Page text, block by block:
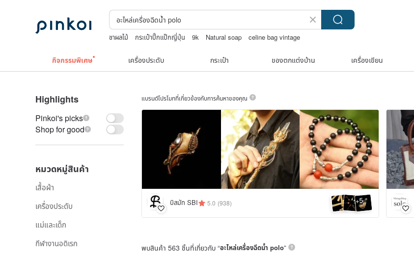
ชาผลไม้ กระเป๋าปิ๊กแป๊กญี่ปุ่น 9k Natural soap
celine bag vintage
กิจกรรมพิเศษ เครื่องประดับ กระเป๋า ของตกแต่งบ้าน เครื่องเขียน
Highlights
Pinkoi's picks
Shop for good
หมวดหมู่สินค้า
เสื้อผ้า
เครื่องประดับ
แม่และเด็ก
กีฬางานอดิเรก
แบรนด์โปรโมทที่เกี่ยวข้องกับการค้นหาของคุณ
บิสมัท SBI 5.0 (938) +5
พบสินค้า 563 ชิ้นที่เกี่ยวกับ “อะไหล่เครื่องฉีดน้ำ polo”